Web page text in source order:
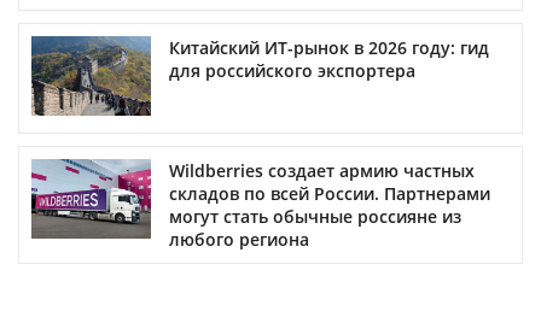
Китайский ИТ-рынок в 2026 году: гид
для российского экспортера
Wildberries создает армию частных
складов по всей России. Партнерами
могут стать обычные россияне из
любого региона